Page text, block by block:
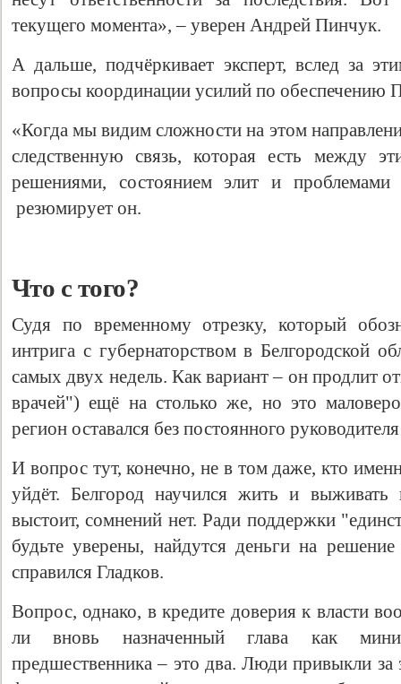
текущего момента», – уверен Андрей Пинчук.
А дальше, подчёркивает эксперт, вслед за
вопросы координации усилий по обеспечению
«Когда мы видим сложности на этом
следственную связь, которая есть между
решениями, состоянием элит и
резюмирует он.
Что с того?
Судя по временному отрезку, который
интрига с губернаторством в Белгородской
самых двух недель. Как вариант – он продлит
врачей") ещё на столько же, но это
регион оставался без постоянного
И вопрос тут, конечно, не в том даже, кто
уйдёт. Белгород научился жить и
выстоит, сомнений нет. Ради поддержки
будьте уверены, найдутся деньги на
справился Гладков.
Вопрос, однако, в кредите доверия к власти
ли вновь назначенный глава как
предшественника – это два. Люди привыкли